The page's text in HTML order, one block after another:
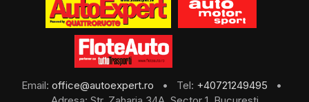
Email: office@autoexpert.ro • Tel: +40721249495
•